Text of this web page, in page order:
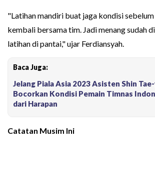
"Latihan mandiri buat jaga kondisi
kembali bersama tim. Jadi menang sudah
latihan di pantai," ujar Ferdiansyah.
Baca Juga:
Jelang Piala Asia 2023 Asisten Shin
Bocorkan Kondisi Pemain Timnas
dari Harapan
Catatan Musim Ini